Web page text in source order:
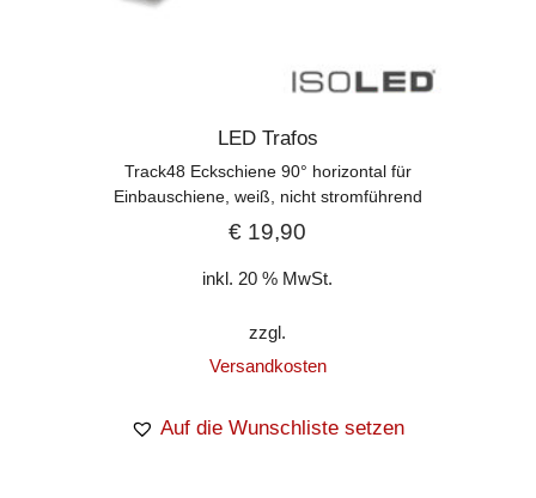
LED Trafos
Track48 Eckschiene 90° horizontal für
Einbauschiene, weiß, nicht stromführend
€ 19,90
inkl. 20 % MwSt.
zzgl.
Versandkosten
Auf die Wunschliste setzen